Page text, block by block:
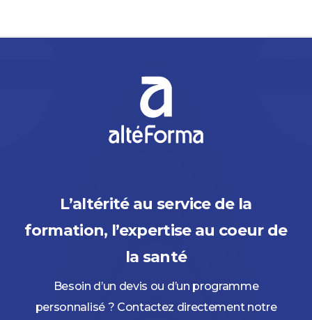
L’altérité au service de la
formation, l’expertise au coeur de
la santé
Besoin d’un devis ou d’un programme
personnalisé ? Contactez directement notre